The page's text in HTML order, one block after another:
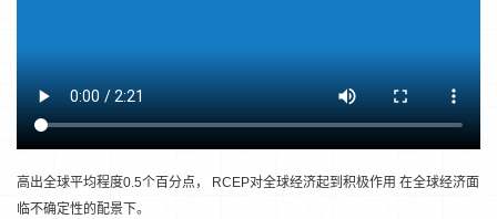
高出全球平均程度0.5个百分点， RCEP对全球经济起到积极作用 在全球经济面
临不确定性的配景下。